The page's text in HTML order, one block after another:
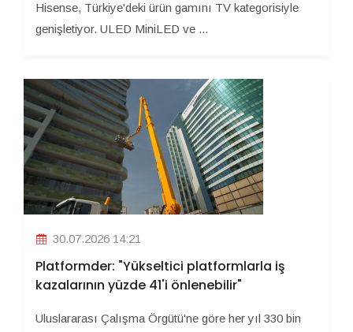
Hisense, Türkiye'deki ürün gamını TV kategorisiyle
genişletiyor. ULED MiniLED ve ...
30.07.2026 14:21
Platformder: "Yükseltici platformlarla iş
kazalarının yüzde 41'i önlenebilir"
Uluslararası Çalışma Örgütü'ne göre her yıl 330 bin